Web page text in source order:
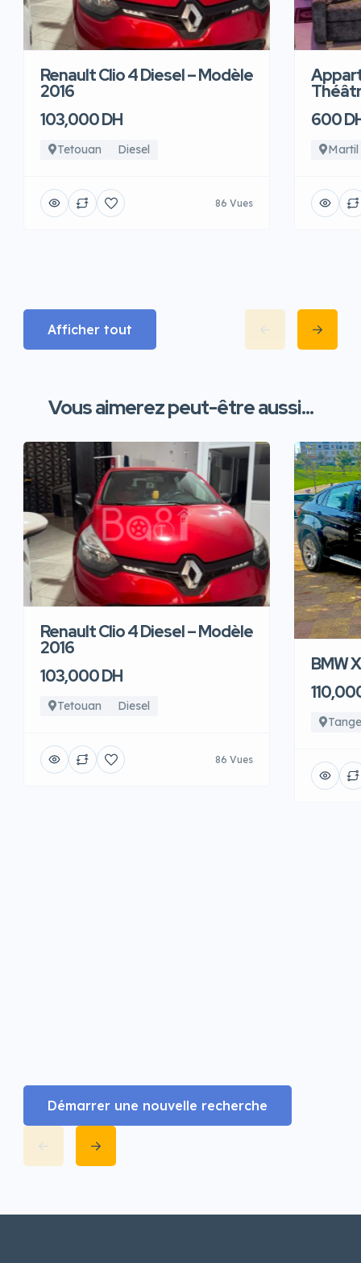
Renault Clio 4 Diesel – Modèle
2016
103,000 DH
Tetouan Diesel
86 Vues
600
Martil
Afficher tout
Vous aimerez peut-être aussi...
Renault Clio 4 Diesel – Modèle
2016
103,000 DH
Tetouan Diesel
86 Vues
BMW
Démarrer une nouvelle recherche